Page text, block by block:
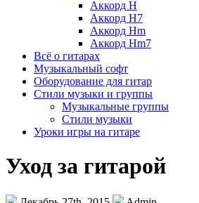
Аккорд H
Аккорд H7
Аккорд Hm
Аккорд Hm7
Всё о гитарах
Музыкальный софт
Оборудование для гитар
Стили музыки и группы
Музыкальные группы
Стили музыки
Уроки игры на гитаре
Уход за гитарой